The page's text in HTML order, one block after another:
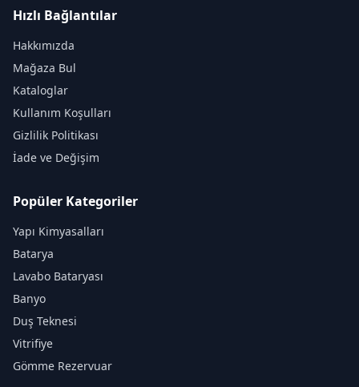
Hızlı Bağlantılar
Hakkımızda
Mağaza Bul
Kataloglar
Kullanım Koşulları
Gizlilik Politikası
İade ve Değişim
Popüler Kategoriler
Yapı Kimyasalları
Batarya
Lavabo Bataryası
Banyo
Duş Teknesi
Vitrifiye
Gömme Rezervuar